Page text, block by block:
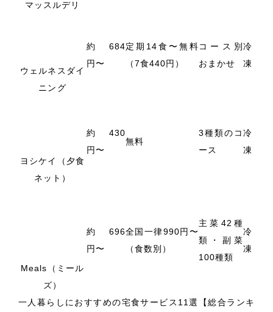
マッスルデリ
ウェルネスダイ
ニング
約684
円〜
定期14食〜無料
（7食440円）
コース別
おまかせ
冷
凍
ヨシケイ（夕食
ネット）
約430
円〜
無料
3種類のコ
ース
冷
凍
Meals（ミール
ズ）
約696
円〜
全国一律990円〜
（食数別）
主菜42種
類・副菜
100種類
冷
凍
一人暮らしにおすすめの宅食サービス11選【総合ランキ